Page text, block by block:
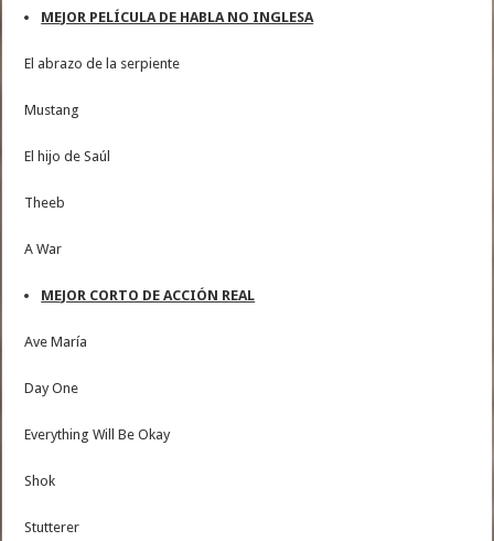
MEJOR PELÍCULA DE HABLA NO INGLESA
El abrazo de la serpiente
Mustang
El hijo de Saúl
Theeb
A War
MEJOR CORTO DE ACCIÓN REAL
Ave María
Day One
Everything Will Be Okay
Shok
Stutterer